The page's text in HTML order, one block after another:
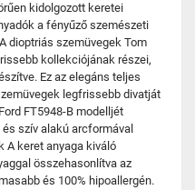
kidolgozott keretei
a fényűző szemészeti
dioptriás szemüvegek Tom
kollekciójának részei,
Ez az elegáns teljes
legfrissebb divatját
FT5948-B modelljét
szív alakú arcformával
A keret anyaga kiváló
összehasonlítva az
és 100% hipoallergén.